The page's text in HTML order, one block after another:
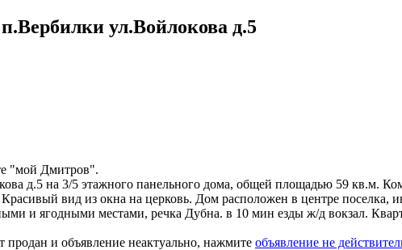
ул.Войлокова д.5
"мой Дмитров".
д.5 на 3/5 этажного панельного дома, общей площадью 59 кв.м.
вид из окна на церковь. Дом расположен в центре поселка,
и ягодными местами, речка Дубна. в 10 мин езды ж/д вокзал.
и объявление неактуально, нажмите объявление не